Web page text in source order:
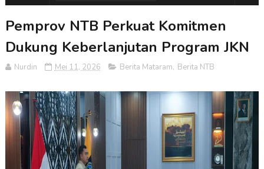
Pemprov NTB Perkuat Komitmen
Dukung Keberlanjutan Program JKN
Nurdin Mei 11, 2026 Berita Mataram, Berita NTB